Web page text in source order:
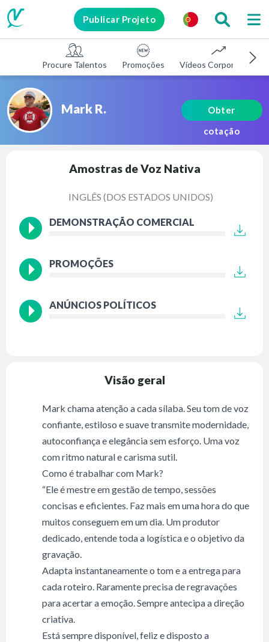
Publicar Projeto
Procure Talentos Promoções Vídeos Corporativos
Mark R.
Obter
cotação
Amostras de Voz Nativa
INGLÊS (DOS ESTADOS UNIDOS)
DEMONSTRAÇÃO COMERCIAL
PROMOÇÕES
ANÚNCIOS POLÍTICOS
Visão geral
Mark chama atenção a cada sílaba. Seu tom de voz
confiante, estiloso e suave transmite modernidade,
autoconfiança e elegância sem esforço. Uma voz
com ritmo natural e carisma sutil.
Como é trabalhar com Mark?
“Ele é mestre em gestão de tempo, sessões
concisas e eficientes. Faz mais em uma hora do que
muitos conseguem em um dia. Um produtor
dedicado, entende toda a logística e o objetivo da
gravação.
Adapta instantaneamente o tom e a entrega para
cada roteiro. Raramente precisa de regravações
para acertar a emoção. Sempre antecipa a direção
criativa.
Está sempre disponível, feliz e disposto a